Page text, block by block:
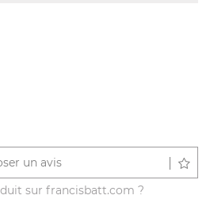
un avis
sur francisbatt.com ?